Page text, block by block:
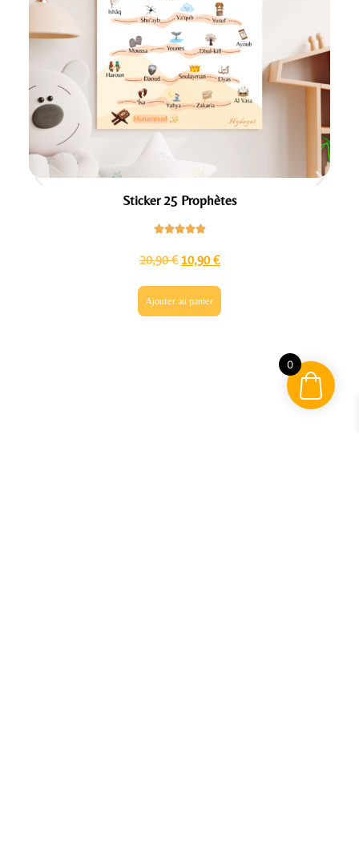
0
Sticker 25 Prophètes
20,90€ 10,90€
Ajouter au panier